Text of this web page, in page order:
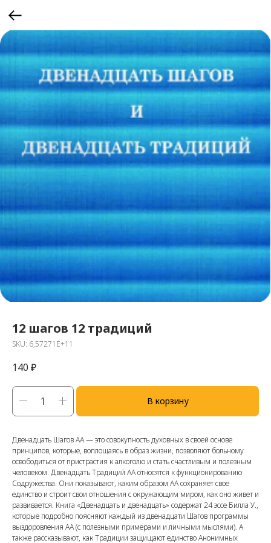
12 шагов 12 традиций
SKU: 6,57271E+11
140 ₽
В корзину
Двенадцать Шагов АА — это совокупность духовных в своей основе
принципов, которые, воплощаясь в образ жизни, позволяют больному
освободиться от пристрастия к алкоголю и стать счастливым и полезным
человеком. Двенадцать Традиций АА относятся к функционированию
Содружества. Они показывают, каким образом АА сохраняет свое
единство и строит свои отношения с окружающим миром, как оно живет и
развивается. Книга «Двенадцать и двенадцать» содержат 24 эссе Билла У.,
которые подробно поясняют каждый из двенадцати Шагов программы
выздоровления АА (с полезными примерами и личными мыслями). А
также рассказывают, как Традиции защищают единство Анонимных